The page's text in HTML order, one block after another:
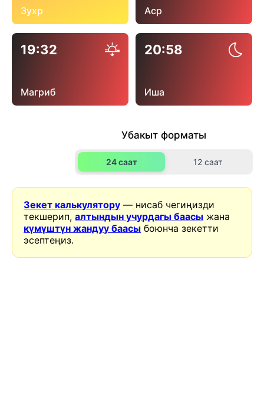
Зухр Аср
19:32
Магриб
20:58
Иша
Убакыт форматы
24 саат 12 саат
Зекет калькулятору — нисаб чегиңизди
текшерип,алтындын учурдагы баасы жана
күмүштүн жандуу баасы боюнча зекетти
эсептеңиз.